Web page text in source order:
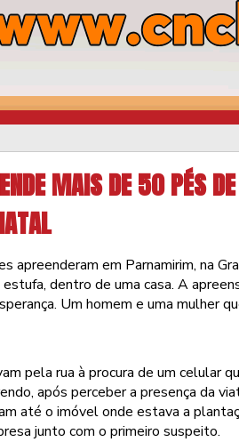
MAIS DE 50 PÉS
apreenderam em Parnamirim, na
estufa, dentro de uma casa. A
Um homem e uma mulher
pela rua à procura de um celular
após perceber a presença da
até o imóvel onde estava a
junto com o primeiro suspeito.